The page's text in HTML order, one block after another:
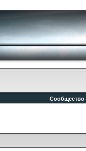
Сообщество